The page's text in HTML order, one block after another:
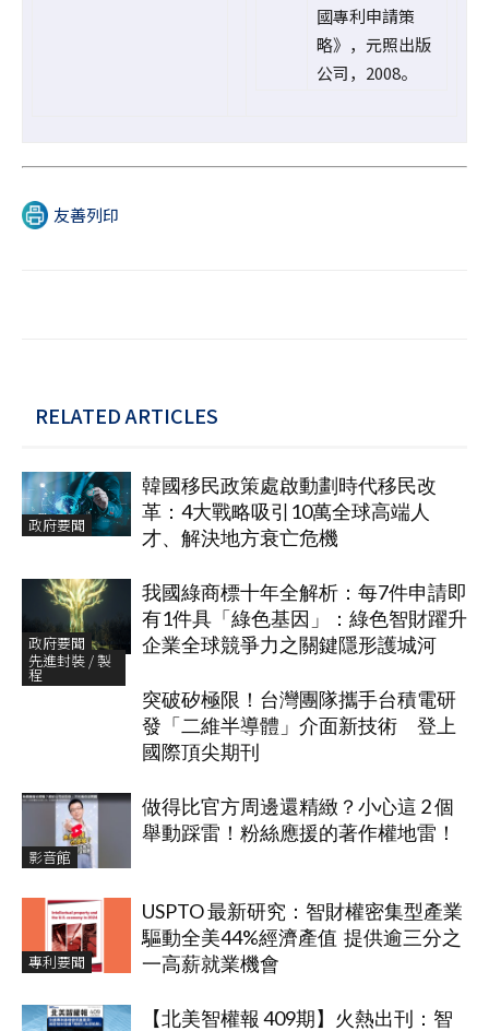
國專利申請策
略》，元照出版
公司，2008。
友善列印
RELATED ARTICLES
政府要聞
韓國移民政策處啟動劃時代移民改
革：4大戰略吸引10萬全球高端人
才、解決地方衰亡危機
政府要聞
我國綠商標十年全解析：每7件申請即
有1件具「綠色基因」：綠色智財躍升
企業全球競爭力之關鍵隱形護城河
先進封裝 / 製
程
突破矽極限！台灣團隊攜手台積電研
發「二維半導體」介面新技術 登上
國際頂尖期刊
影音館
做得比官方周邊還精緻？小心這 2 個
舉動踩雷！粉絲應援的著作權地雷！
專利要聞
USPTO 最新研究：智財權密集型產業
驅動全美44%經濟產值 提供逾三分之
一高薪就業機會
【北美智權報 409期】火熱出刊：智